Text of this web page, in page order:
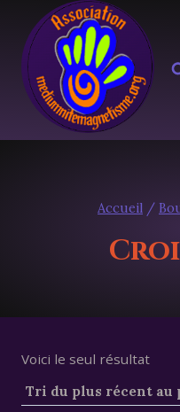
contenu
Accueil /
Voici le seul résultat